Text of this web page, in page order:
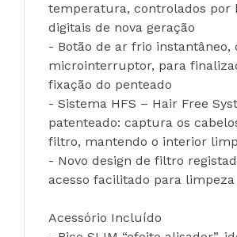
temperatura, controlados por
digitais de nova geração
- Botão de ar frio instantâneo,
microinterruptor, para
fixação do penteado
- Sistema HFS – Hair Free
patenteado: captura os
filtro, mantendo o interior
- Novo design de filtro
acesso facilitado para
Acessório Incluído